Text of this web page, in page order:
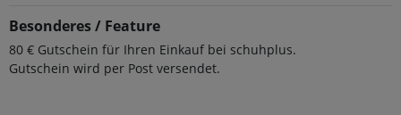
Besonderes / Feature
80 € Gutschein für Ihren Einkauf bei schuhplus.
Gutschein wird per Post versendet.